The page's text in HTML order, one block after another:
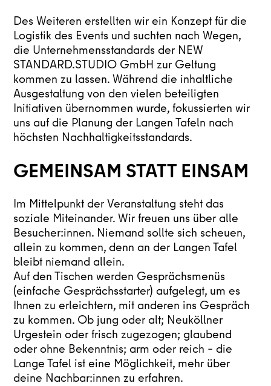
Des Weiteren erstellten wir ein Konzept für die
Logistik des Events und suchten nach Wegen,
die Unternehmensstandards der NEW
STANDARD.STUDIO GmbH zur Geltung
kommen zu lassen. Während die inhaltliche
Ausgestaltung von den vielen beteiligten
Initiativen übernommen wurde, fokussierten wir
uns auf die Planung der Langen Tafeln nach
höchsten Nachhaltigkeitsstandards.
GEMEINSAM STATT EINSAM
Im Mittelpunkt der Veranstaltung steht das
soziale Miteinander. Wir freuen uns über alle
Besucher:innen. Niemand sollte sich scheuen,
allein zu kommen, denn an der Langen Tafel
bleibt niemand allein.
Auf den Tischen werden Gesprächsmenüs
(einfache Gesprächsstarter) aufgelegt, um es
Ihnen zu erleichtern, mit anderen ins Gespräch
zu kommen. Ob jung oder alt; Neuköllner
Urgestein oder frisch zugezogen; glaubend
oder ohne Bekenntnis; arm oder reich – die
Lange Tafel ist eine Möglichkeit, mehr über
deine Nachbar:innen zu erfahren.